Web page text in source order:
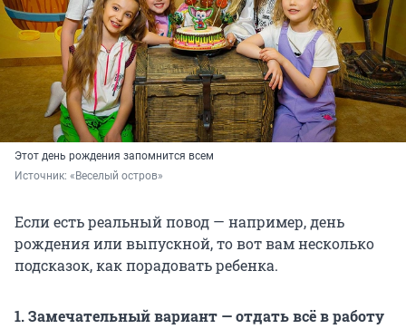
Этот день рождения запомнится всем
Источник: «Веселый остров»
Если есть реальный повод — например, день
рождения или выпускной, то вот вам несколько
подсказок, как порадовать ребенка.
1. Замечательный вариант — отдать всё в работу